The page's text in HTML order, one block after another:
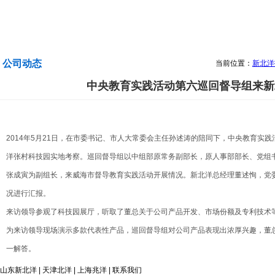
公司动态 当前位置： 新北
中央教育实践活动第六巡回督导组来
2014年5月21日，在市委书记、市人大常委会主任孙述涛的陪同下，中央教育实
洋张村科技园实地考察。巡回督导组以中组部原常务副部长，原人事部部长、党
张成寅为副组长，来威海市督导教育实践活动开展情况。新北洋总经理董述恂，
况进行汇报。
来访领导参观了科技园展厅，听取了董总关于公司产品开发、市场份额及专利技
为来访领导现场演示多款代表性产品，巡回督导组对公司产品表现出浓厚兴趣，
一解答。
山东新北洋 天津北洋 上海兆洋 联系我们